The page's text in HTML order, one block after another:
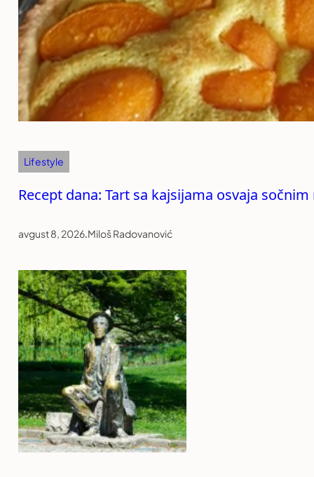
Lifestyle
Recept dana: Tart sa kajsijama osvaja
avgust 8, 2026.Miloš Radovanović